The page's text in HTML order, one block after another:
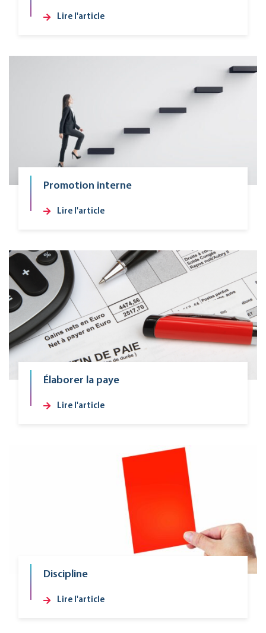
Lire l'article
Promotion interne
Lire l'article
Élaborer la paye
Lire l'article
Discipline
Lire l'article